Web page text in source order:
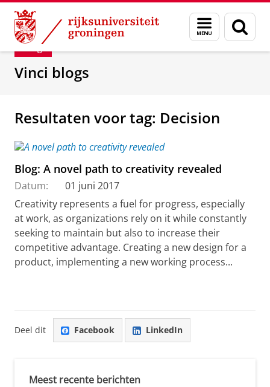
Skip
Content
Skip
Navigation
Menu
en
zoeken
Department of Innovation Management &
Blog
Vinci blogs
Resultaten voor tag: Decision
Blog: A novel path to creativity revealed
Datum:
01 juni 2017
Creativity represents a fuel for progress, especially
at work, as organizations rely on it while constantly
seeking to maintain but also to increase their
competitive advantage. Creating a new design for a
product, implementing a new working process...
Deel dit Facebook LinkedIn
Meest recente berichten